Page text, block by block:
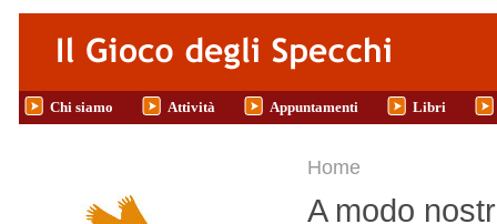
Salta al contenuto principale
Chi siamo Attività Appuntamenti Libri
Tu sei qui
Home
A modo